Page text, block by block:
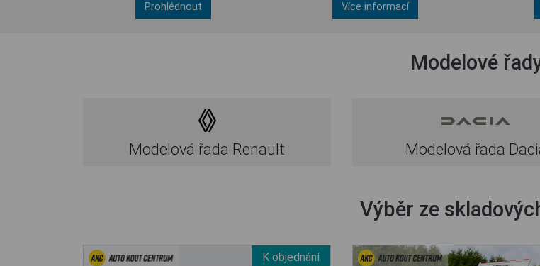
Prohlédnout Více informací
Modelové
Modelová řada Renault Modelová řada
Výběr ze
K objednání